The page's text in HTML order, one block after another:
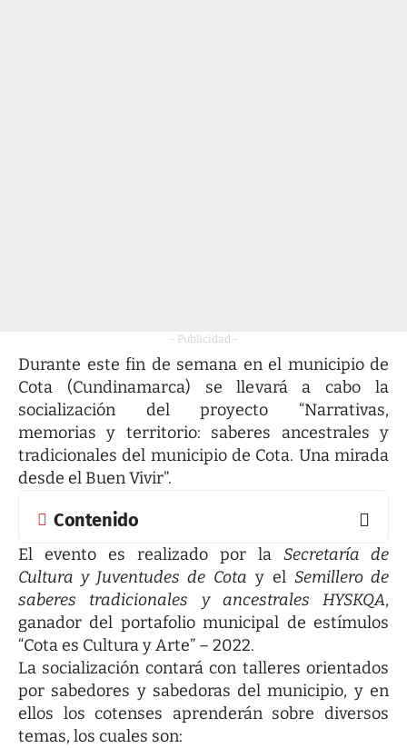
- Publicidad -
Durante este fin de semana en el municipio de
Cota (Cundinamarca) se llevará a cabo la
socialización del proyecto “Narrativas,
memorias y territorio: saberes ancestrales y
tradicionales del municipio de Cota. Una mirada
desde el Buen Vivir”.
Contenido
El evento es realizado por la Secretaría de
Cultura y Juventudes de Cota y el Semillero de
saberes tradicionales y ancestrales HYSKQA,
ganador del portafolio municipal de estímulos
“Cota es Cultura y Arte” – 2022.
La socialización contará con talleres orientados
por sabedores y sabedoras del municipio, y en
ellos los cotenses aprenderán sobre diversos
temas, los cuales son: